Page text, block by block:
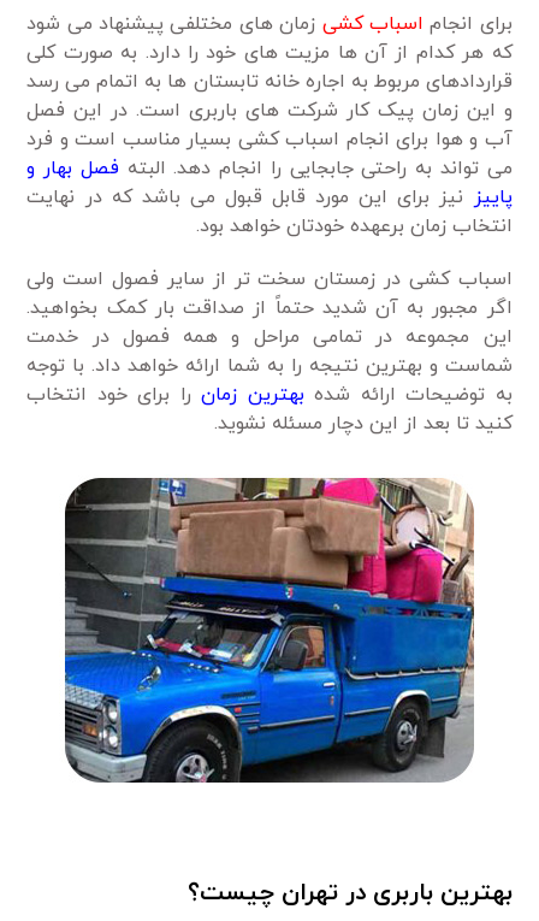
برای انجام اسباب کشی زمان های مختلفی پیشنهاد می شود
که هر کدام از آن ها مزیت های خود را دارد. به صورت کلی
قراردادهای مربوط به اجاره خانه تابستان ها به اتمام می رسد
و این زمان پیک کار شرکت های باربری است. در این فصل
آب و هوا برای انجام اسباب کشی بسیار مناسب است و فرد
می تواند به راحتی جابجایی را انجام دهد. البته فصل بهار و
پاییز نیز برای این مورد قابل قبول می باشد که در نهایت
انتخاب زمان برعهده خودتان خواهد بود.
اسباب کشی در زمستان سخت تر از سایر فصول است ولی
اگر مجبور به آن شدید حتماً از صداقت بار کمک بخواهید.
این مجموعه در تمامی مراحل و همه فصول در خدمت
شماست و بهترین نتیجه را به شما ارائه خواهد داد. با توجه
به توضیحات ارائه شده بهترین زمانرا برای خود انتخاب
کنید تا بعد از این دچار مسئله نشوید.
بهترین باربری در تهران چیست؟